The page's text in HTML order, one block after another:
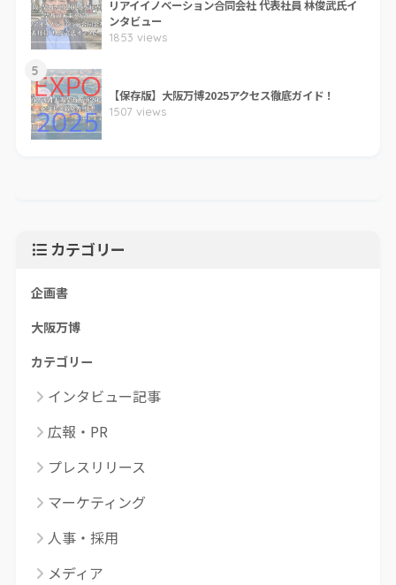
リアイイノベーション合同会社 代表社員 林俊武氏イ
ンタビュー
1853 views
5
【保存版】大阪万博2025アクセス徹底ガイド！
1507 views
カテゴリー
企画書
大阪万博
カテゴリー
インタビュー記事
広報・PR
プレスリリース
マーケティング
人事・採用
メディア